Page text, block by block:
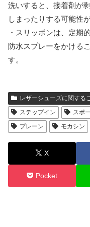
洗いすると、接着剤が
しまったりする可能性
・スリッポンは、定期
防水スプレーをかける
す。
レザーシューズに関する
ステップイン
スポ
プレーン
モカシン
X
Pocket